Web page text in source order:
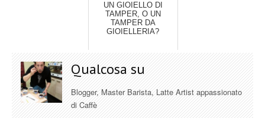
UN GIOIELLO DI
TAMPER, O UN
TAMPER DA
GIOIELLERIA?
Qualcosa su
Blogger, Master Barista, Latte Artist appassionato
di Caffè